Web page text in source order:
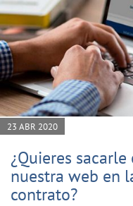
23 ABR 2020
¿Quieres
nuestra web en
contrato?